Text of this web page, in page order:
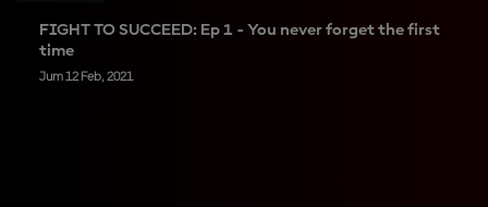
FIGHT TO SUCCEED: Ep 1 - You never forget the first
time
Jum 12 Feb, 2021